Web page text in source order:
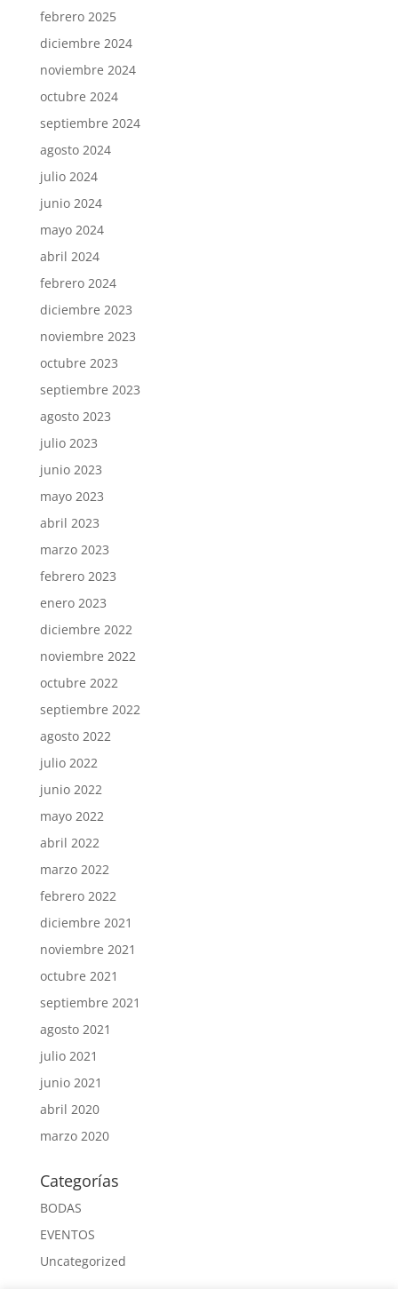
febrero 2025
diciembre 2024
noviembre 2024
octubre 2024
septiembre 2024
agosto 2024
julio 2024
junio 2024
mayo 2024
abril 2024
febrero 2024
diciembre 2023
noviembre 2023
octubre 2023
septiembre 2023
agosto 2023
julio 2023
junio 2023
mayo 2023
abril 2023
marzo 2023
febrero 2023
enero 2023
diciembre 2022
noviembre 2022
octubre 2022
septiembre 2022
agosto 2022
julio 2022
junio 2022
mayo 2022
abril 2022
marzo 2022
febrero 2022
diciembre 2021
noviembre 2021
octubre 2021
septiembre 2021
agosto 2021
julio 2021
junio 2021
abril 2020
marzo 2020
Categorías
BODAS
EVENTOS
Uncategorized